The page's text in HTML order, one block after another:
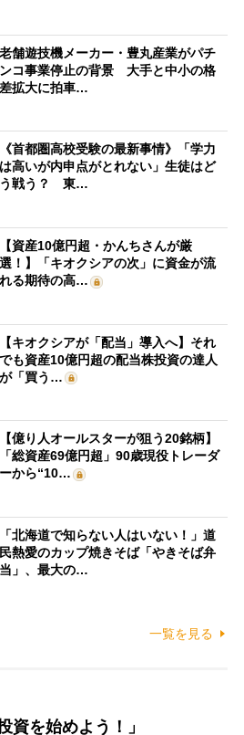
老舗遊技機メーカー・豊丸産業がパチ
ンコ事業停止の背景 大手と中小の格
差拡大に拍車…
《首都圏高校受験の最新事情》「学力
は高いが内申点がとれない」生徒はど
う戦う？ 東…
【資産10億円超・かんちさんが厳
選！】「キオクシアの次」に資金が流
れる期待の高…
【キオクシアが「配当」導入へ】それ
でも資産10億円超の配当株投資の達人
が「買う…
【億り人オールスターが狙う20銘柄】
「総資産69億円超」90歳現役トレーダ
ーから“10…
「北海道で知らない人はいない！」道
民熱愛のカップ焼きそば「やきそば弁
当」、最大の…
一覧を見る
資を始めよう！」